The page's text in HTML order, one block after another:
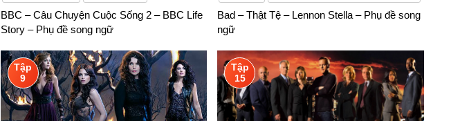
BBC – Câu Chuyện Cuộc Sống 2 – BBC Life
Story – Phụ đề song ngữ
Bad – Thật Tệ – Lennon Stella – Phụ đề song
ngữ
Tập
9
Tập
15